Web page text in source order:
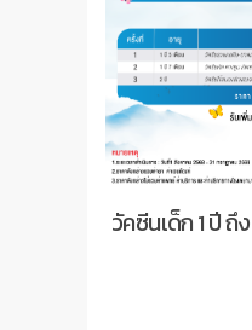
วัคซีนเด็ก 2ปี ถึ